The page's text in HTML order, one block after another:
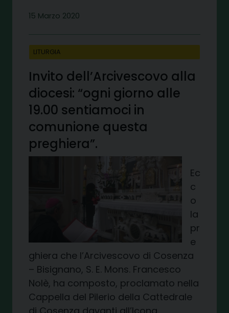
15 Marzo 2020
LITURGIA
Invito dell’Arcivescovo alla
diocesi: “ogni giorno alle
19.00 sentiamoci in
comunione questa
preghiera”.
Ec
c
o
la
pr
e
ghiera che l’Arcivescovo di Cosenza
– Bisignano, S. E. Mons. Francesco
Nolè, ha composto, proclamato nella
Cappella del Pilerio della Cattedrale